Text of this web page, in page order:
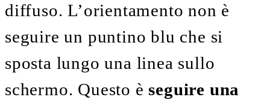
diffuso. L’orientamento non è
seguire un puntino blu che si
sposta lungo una linea sullo
schermo. Questo èseguire una